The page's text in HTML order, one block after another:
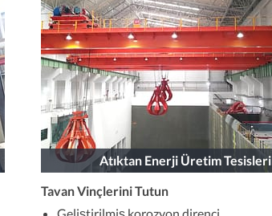
Atıktan Enerji Üretim Tesisleri
Tavan Vinçlerini Tutun